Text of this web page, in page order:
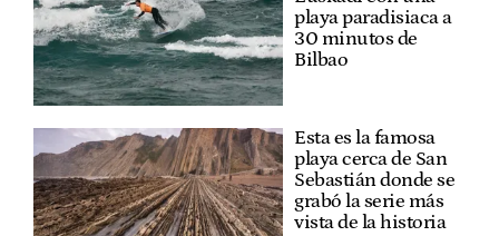
playa paradisiaca a
30 minutos de
Bilbao
Esta es la famosa
playa cerca de San
Sebastián donde se
grabó la serie más
vista de la historia